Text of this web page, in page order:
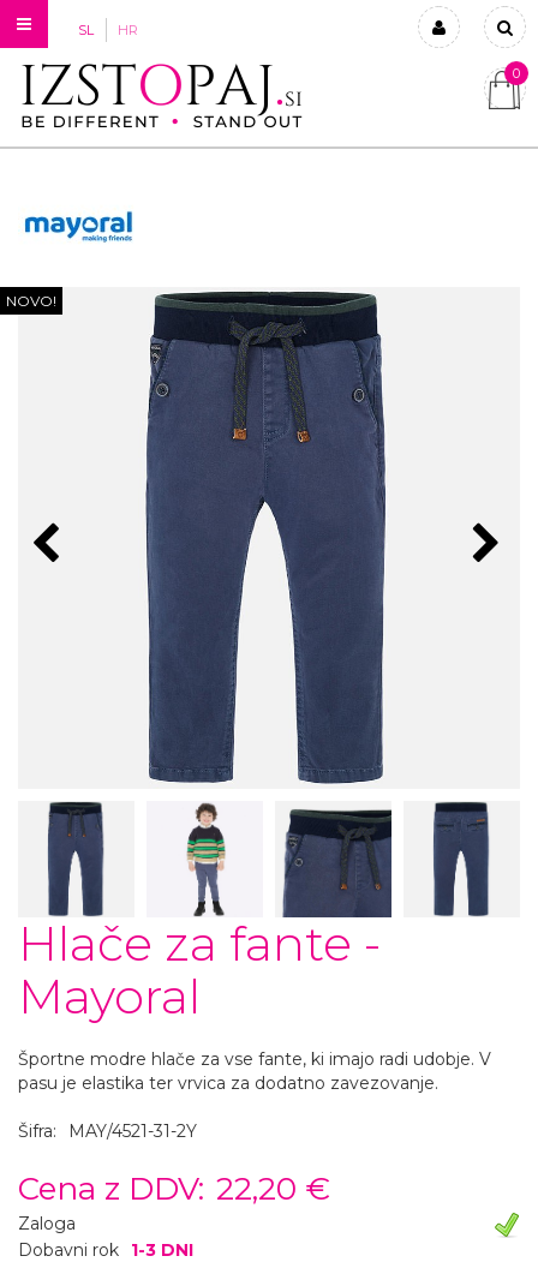
SL HR
Prijavi se
0
NOVO!
Hlače za fante -
Mayoral
Športne modre hlače za vse fante, ki imajo radi udobje. V
pasu je elastika ter vrvica za dodatno zavezovanje.
Šifra: MAY/4521-31-2Y
Cena z DDV: 22,20 €
Zaloga
Dobavni rok
1-3 DNI